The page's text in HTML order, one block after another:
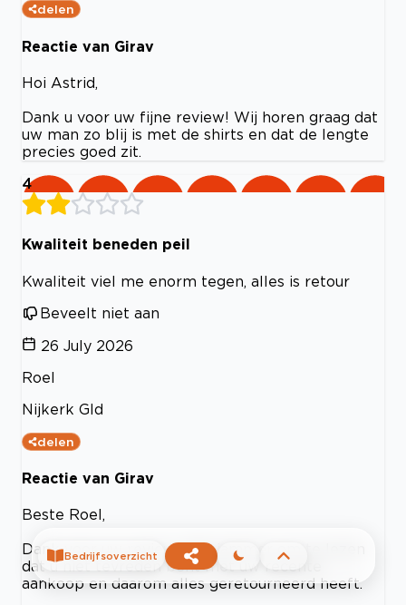
delen
Reactie van Girav
Hoi Astrid,
Dank u voor uw fijne review! Wij horen graag dat
uw man zo blij is met de shirts en dat de lengte
precies goed zit.
4
Kwaliteit beneden peil
Kwaliteit viel me enorm tegen, alles is retour
Beveelt niet aan
26 July 2026
Roel
Nijkerk Gld
delen
Reactie van Girav
Beste Roel,
Dank voor uw review. Wat jammer om te lezen
dat u niet tevreden bent met uw recente
aankoop en daarom alles geretourneerd heeft.
Bedrijfsoverzicht